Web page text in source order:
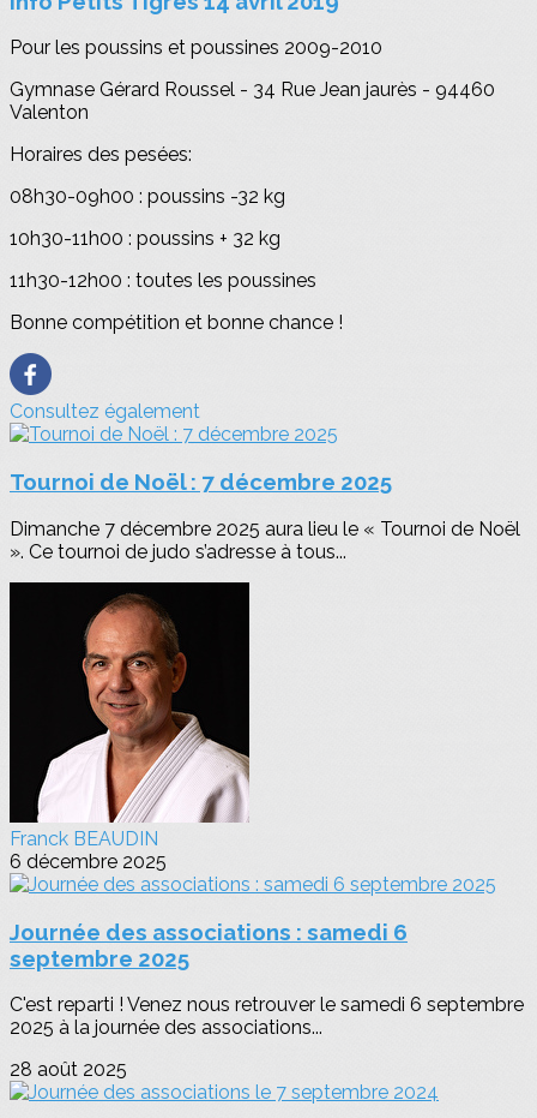
Pour les poussins et poussines 2009-2010
Gymnase Gérard Roussel - 34 Rue Jean jaurès - 94460
Valenton
Horaires des pesées:
08h30-09h00 : poussins -32 kg
10h30-11h00 : poussins + 32 kg
11h30-12h00 : toutes les poussines
Bonne compétition et bonne chance !
Consultez également
Tournoi de Noël : 7 décembre 2025
Dimanche 7 décembre 2025 aura lieu le « Tournoi de Noël
». Ce tournoi de judo s’adresse à tous...
Franck BEAUDIN
6 décembre 2025
Journée des associations : samedi 6
septembre 2025
C'est reparti ! Venez nous retrouver le samedi 6 septembre
2025 à la journée des associations...
28 août 2025